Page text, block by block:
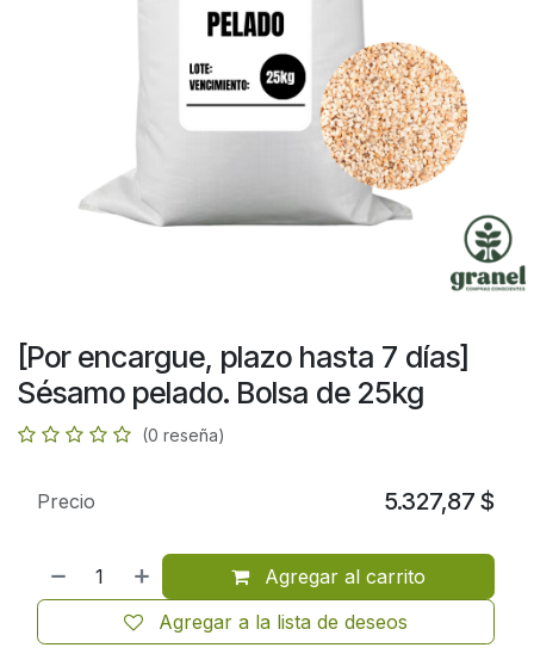
[Por encargue, plazo hasta 7 días]
Sésamo pelado. Bolsa de 25kg
(0 reseña)
Agregar al carrito
Agregar a la lista de deseos
Precio 5.327,87 $